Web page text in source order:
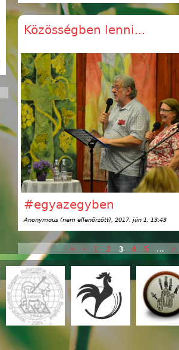
Közösségben lenni...
#egyazegyben
Anonymous (nem ellenőrzött) , 2017. jún 1. 13:43
Oldalak « ‹ 1 2 3 4 5 … ›